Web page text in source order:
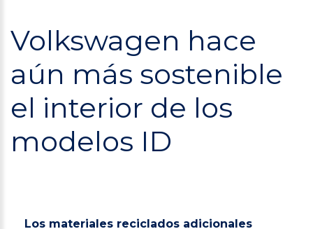
Volkswagen hace
aún más sostenible
el interior de los
modelos ID
Los materiales reciclados adicionales